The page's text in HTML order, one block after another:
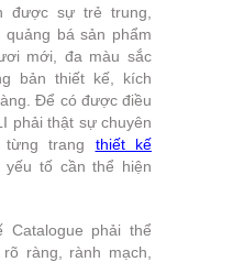
được sự trẻ trung,
bá sản phẩm
mới, đa màu sắc
bản thiết kế, kích
Để có được điều
phải thật sự chuyên
từng trang thiết kế
yếu tố cần thể hiện
phải thể
ràng, rành mạch,